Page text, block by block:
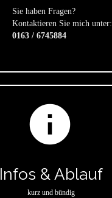
Sie haben Fragen?
Kontaktieren Sie mich unter:
0163 / 6745884
info
Infos & Ablauf
kurz und bündig